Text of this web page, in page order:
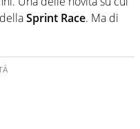
Sprint Race. Ma di